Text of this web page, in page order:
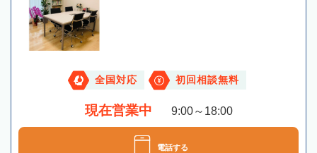
全国対応 初回相談無料
現在営業中 9:00～18:00
電話する